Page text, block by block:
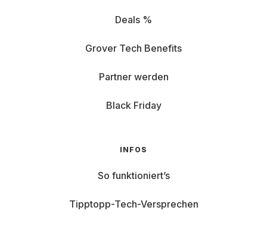
Deals %
Grover Tech Benefits
Partner werden
Black Friday
INFOS
So funktioniert’s
Tipptopp-Tech-Versprechen